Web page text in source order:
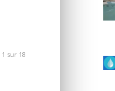
1 sur 18